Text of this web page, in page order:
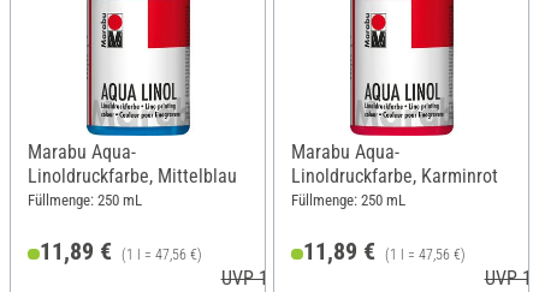
Marabu Aqua-
Linoldruckfarbe, Mittelblau
Füllmenge: 250 mL
11,89 € (1 l = 47,56 €)
UVP 13,99 €
Marabu Aqua-
Linoldruckfarbe, Karminrot
Füllmenge: 250 mL
11,89 € (1 l = 47,56 €)
UVP